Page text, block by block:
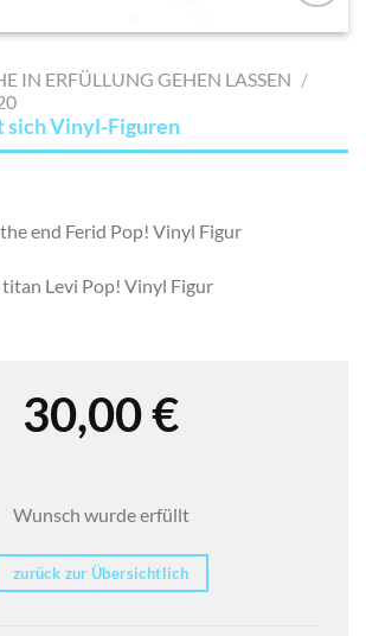
AUF MEINE
SETZEN
IN ERFÜLLUNG GEHEN LASSEN /
sich Vinyl-Figuren
end Ferid Pop! Vinyl Figur
Levi Pop! Vinyl Figur
30,00€
Wunsch wurde erfüllt
zurück zur Übersichtlich